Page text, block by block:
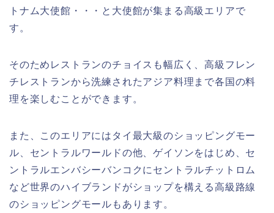
トナム大使館・・・と大使館が集まる高級エリアで
す。
そのためレストランのチョイスも幅広く、高級フレン
チレストランから洗練されたアジア料理まで各国の料
理を楽しむことができます。
また、このエリアにはタイ最大級のショッピングモー
ル、セントラルワールドの他、ゲイソンをはじめ、セ
ントラルエンバシーバンコクにセントラルチットロム
など世界のハイブランドがショップを構える高級路線
のショッピングモールもあります。